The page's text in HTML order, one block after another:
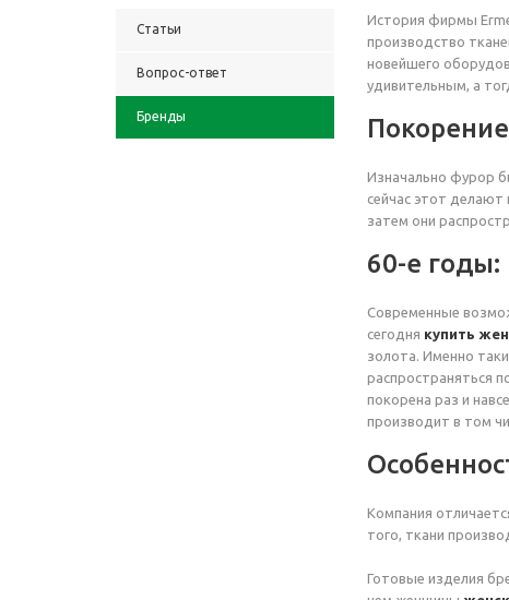
Статьи
Вопрос-ответ
Бренды
История фирмы
производство
новейшего
удивительным, а
Изначально фурор
сейчас этот делают
затем они
60-е
Современные
сегодня купить
золота. Именно
распространяться
покорена раз и
производит в том
Компания
того, ткани
Готовые изделия